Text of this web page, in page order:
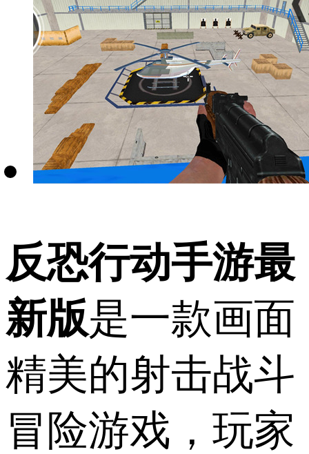
反恐行动手游最
新版是一款画面
精美的射击战斗
冒险游戏，玩家